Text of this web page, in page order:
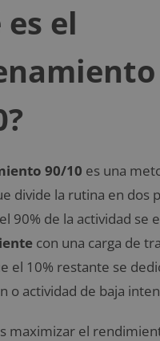
es el
90/10 es una
divide la rutina en dos
90% de la actividad se
con una carga de
el 10% restante se
o actividad de baja
maximizar el